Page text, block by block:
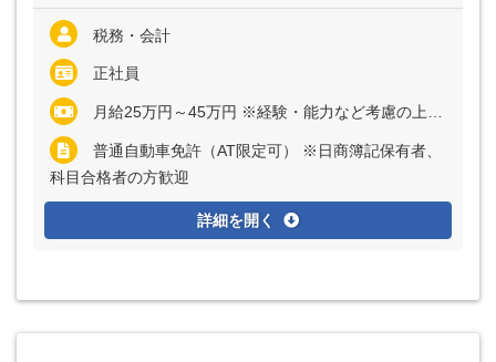
税務・会計
正社員
月給25万円～45万円 ※経験・能力など考慮の上、決定いたします ※残業代は全額支給
普通自動車免許（AT限定可） ※日商簿記保有者、
科目合格者の方歓迎
詳細を開く